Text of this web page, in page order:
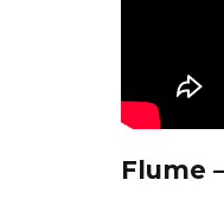
Flume